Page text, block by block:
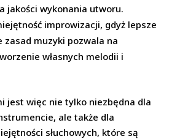
jakości wykonania utworu.
improwizacji, gdyż lepsze
zasad muzyki pozwala na
własnych melodii i
jest więc nie tylko niezbędna dla
ale także dla
słuchowych, które są